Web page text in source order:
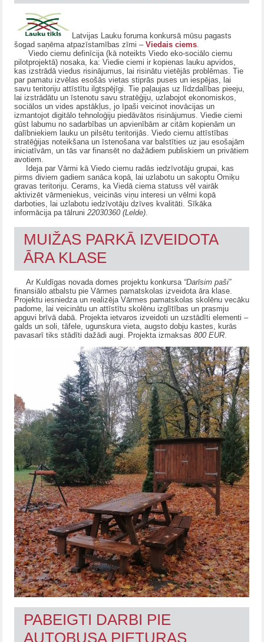
Latvijas Lauku foruma konkursā mūsu pagasts
šogad saņēma atpazīstamības zīmi –Viedais ciems
Viedo ciemu definīcija (kā noteikts Viedo eko-sociālo ciemu
pilotprojektā) nosaka, ka: Viedie ciemi ir kopienas lauku apvidos,
kas izstrādā viedus risinājumus, lai risinātu vietējās problēmas. Tie
par pamatu izvēlas esošās vietas stiprās puses un iespējas, lai
savu teritoriju attīstītu ilgtspējīgi. Tie paļaujas uz līdzdalības pieeju,
lai izstrādātu un īstenotu savu stratēģiju, uzlabojot ekonomiskos,
sociālos un vides apstākļus, jo īpaši veicinot inovācijas un
izmantojot digitālo tehnoloģiju piedāvātos risinājumus. Viedie ciemi
gūst labumu no sadarbības un apvienībām ar citām kopienām un
dalībniekiem lauku un pilsētu teritorijās. Viedo ciemu attīstības
stratēģijas noteikšana un īstenošana var balstīties uz jau esošajām
iniciatīvām, un tās var finansēt no dažādiem publiskiem un privātiem
avotiem.
Ideja par Vārmi kā Viedo ciemu radās iedzīvotāju grupai, kas
pirms diviem gadiem sanāca kopā, lai uzlabotu un sakoptu Omiķu
gravas teritoriju. Cerams, ka Viedā ciema statuss vēl vairāk
aktivizēt vārmeniekus, veicinās viņu interesi un vēlmi kopā
darboties, lai uzlabotu iedzīvotāju dzīves kvalitāti. Sīkāka
informācija pa tālruni22030360 (Lelde)
MUIŽAS PARKĀ IZVEIDOTA
ĀRA KLASE
Ar Kuldīgas novada domes projektu konkursa “Darīsim paši”
finansiālo atbalstu pie Vārmes pamatskolas izveidota āra klase.
Projektu iesniedza un realizēja Vārmes pamatskolas skolēnu vecāku
padome, lai veicinātu un attīstītu skolēnu izglītības un prasmju
apguvi brīvā dabā. Projekta ietvaros izveidoti un uzstādīti elementi –
galds un soli, tāfele, ugunskura vieta, augsto dobju kastes, kurās
pavasarī tiks stādīti dažādi augi. Projekta izmaksas800 EUR
PABEIGTI DARBI PIE
AUTOBUSA PIETURAS